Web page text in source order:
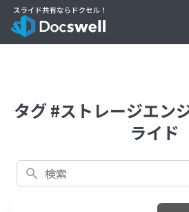
タグ #ストレージエン
ライド
検索